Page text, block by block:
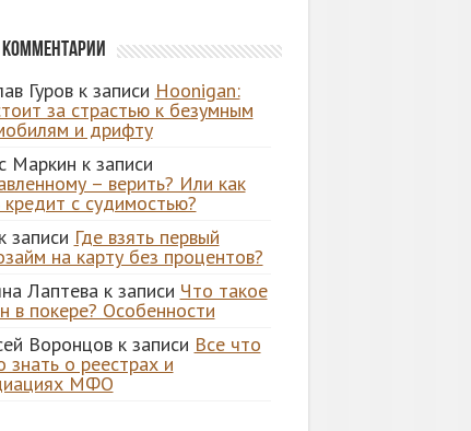
Гуровк записи Hoonigan:
за страстью к безумным
и дрифту
Маркин к записи
– верить? Или как
кредит с судимостью?
записи Где взять первый
на карту без процентов?
Лаптевак записи Что такое
в покере? Особенности
Воронцовк записи Все что
знать о реестрах и
МФО